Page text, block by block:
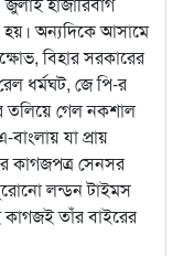
অন্যদিকে আসামে
বিহার সরকারের
ধর্মঘট, জে পি-র
তলিয়ে গেল নকশাল
যা প্রায়
কাগজপত্র সেনসর
লন্ডন টাইমস
তাঁর বাইরের